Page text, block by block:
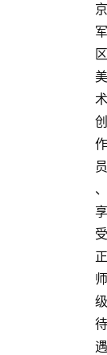
京
军
区
美
术
创
作
员
、
享
受
正
师
级
待
遇